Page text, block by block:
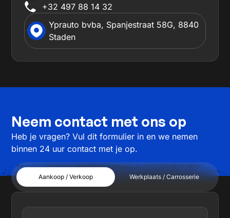
+32 497 88 14 32
Yprauto bvba, Spanjestraat 58G, 8840
Staden
Neem contact met ons op
Heb je vragen? Vul dit formulier in en we nemen
binnen 24 uur contact met je op.
Aankoop / Verkoop Werkplaats / Carrosserie